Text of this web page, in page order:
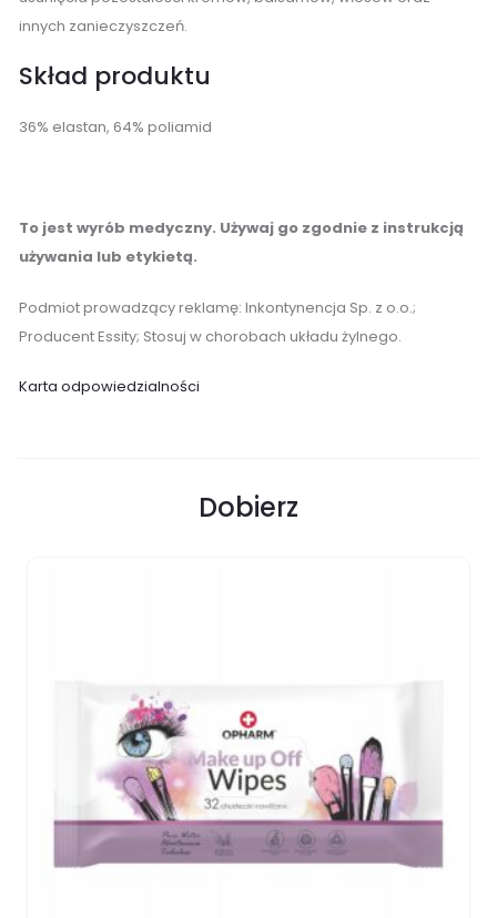
innych zanieczyszczeń.
Skład produktu
36% elastan, 64% poliamid
To jest wyrób medyczny. Używaj go zgodnie z instrukcją
używania lub etykietą.
Podmiot prowadzący reklamę: Inkontynencja Sp. z o.o.;
Producent Essity; Stosuj w chorobach układu żylnego.
Karta odpowiedzialności
Dobierz